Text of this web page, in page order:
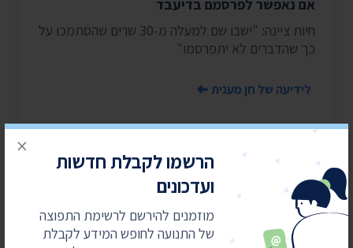
הרשמו לקבלת חדשות
ועדכונים
מוזמנים להירשם לרשימת התפוצה
של התנועה לחופש המידע לקבלת
×
אם נאפשר לפרסמם בדיעבד
חיות ציינה: "ישבו שם למעלה מ-30 שרים שהסתמכו על
כך שהדברים לא יתפרסמו"
לידיעה של חן מענית
"לא ניתן לקבוע שהכול סודי"
המדינה טוענת כי הפרסום יוביל לכך ששרים יפחדו